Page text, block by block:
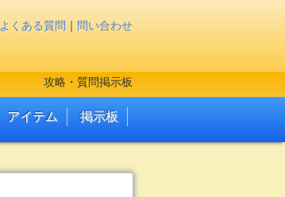
よくある質問 ｜ 問い合わせ
攻略・質問掲示板
アイテム 掲示板